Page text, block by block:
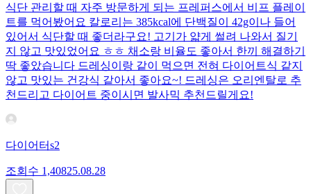
식단 관리할 때 자주 방문하게 되는 프레퍼스에서 비프 플레이
트를 먹어봤어요 칼로리는 385kcal에 단백질이 42g이나 들어
있어서 식단할 때 좋더라구요! 고기가 얇게 썰려 나와서 질기
지 않고 맛있었어요 ㅎㅎ 채소랑 비율도 좋아서 한끼 해결하기
딱 좋았습니다 드레싱이랑 같이 먹으면 전혀 다이어트식 같지
않고 맛있는 건강식 같아서 좋아요~! 드레싱은 오리엔탈로 추
천드리고 다이어트 중이시면 발사믹 추천드릴게요!
다이어터s2
조회수 1,40825.08.28